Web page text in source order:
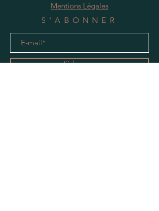
Mentions Légales
S'ABONNER
S'abonner